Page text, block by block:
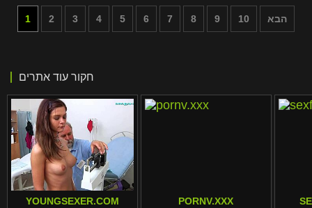
1 2 3 4 5 6 7 8 9 10 הבא
חקור עוד אתרים
YOUNGSEXER.COM PORNV.XXX